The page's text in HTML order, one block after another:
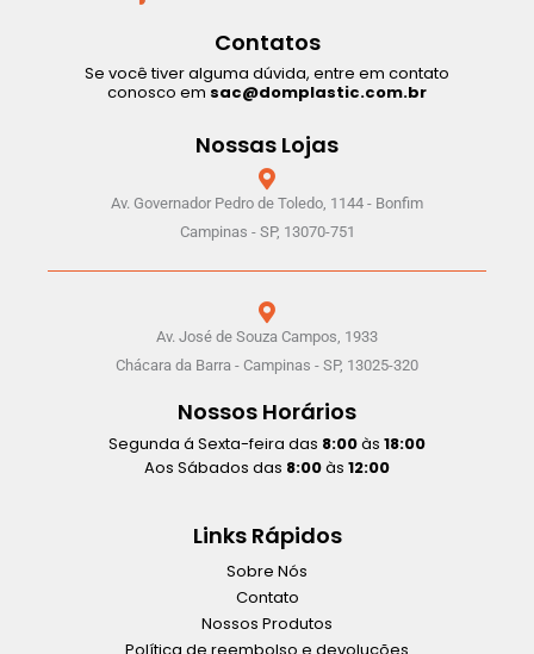
Contatos
Se você tiver alguma dúvida, entre em contato
conosco em sac@domplastic.com.br
Nossas Lojas
Av. Governador Pedro de Toledo, 1144 - Bonfim
Campinas - SP, 13070-751
Av. José de Souza Campos, 1933
Chácara da Barra - Campinas - SP, 13025-320
Nossos Horários
Segunda á Sexta-feira das 8:00às 18:00
Aos Sábados das 8:00às 12:00
Links Rápidos
Sobre Nós
Contato
Nossos Produtos
Política de reembolso e devoluções